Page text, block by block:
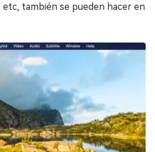
también se pueden hacer en